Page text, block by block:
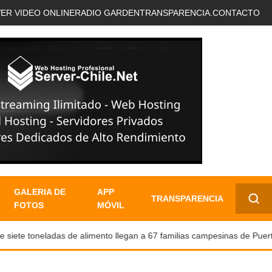
VIDEO ONLINERADIO GARDENTRANSPARENCIA. CONTACTO
GALERIA DE
FOTOS
APP
MÓVIL
TRANSPARENCIA
✕
toneladas de alimento llegan a 67 familias campesinas de Puerto